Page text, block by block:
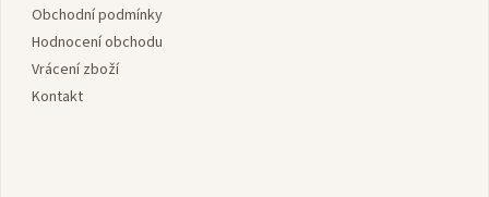
Obchodní podmínky
Hodnocení obchodu
Vrácení zboží
Kontakt